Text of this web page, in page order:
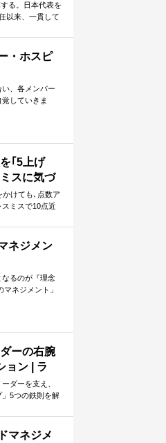
界へ挑む
る。日本代表を
以来、一貫して
・ホスピ
い、各メンバー
していきま
なし」の違い
｢5上げ
スに気づ
脱却を…
けても､点数ア
ミスで10点近
ネジメン
るのが『理念
ネジメント」
る提案を互い
ーの右腕
ョン | ラ
ダーを支え、
5つの鉄則を解
マネジメ